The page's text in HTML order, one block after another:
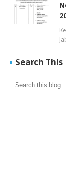
Search This